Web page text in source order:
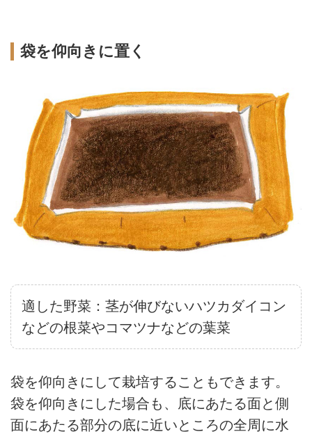
袋を仰向きに置く
適した野菜：茎が伸びないハツカダイコン
などの根菜やコマツナなどの葉菜
袋を仰向きにして栽培することもできます。
袋を仰向きにした場合も、底にあたる面と側
面にあたる部分の底に近いところの全周に水